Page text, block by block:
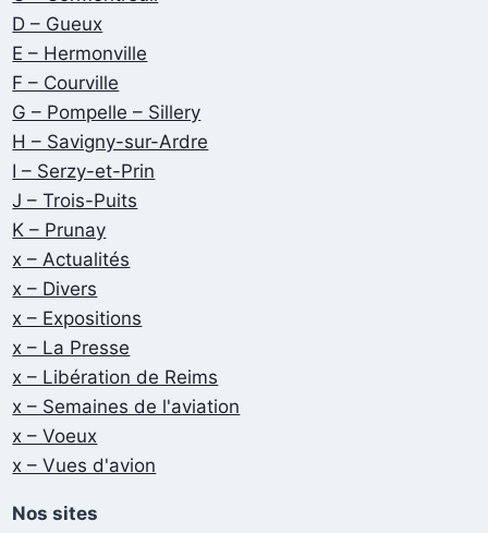
D – Gueux
E – Hermonville
F – Courville
G – Pompelle – Sillery
H – Savigny-sur-Ardre
I – Serzy-et-Prin
J – Trois-Puits
K – Prunay
x – Actualités
x – Divers
x – Expositions
x – La Presse
x – Libération de Reims
x – Semaines de l'aviation
x – Voeux
x – Vues d'avion
Nos sites